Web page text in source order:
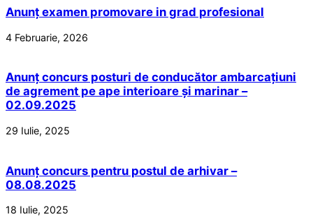
Anunț examen promovare in grad profesional
4 Februarie, 2026
Anunț concurs posturi de conducător ambarcațiuni
de agrement pe ape interioare și marinar –
02.09.2025
29 Iulie, 2025
Anunț concurs pentru postul de arhivar –
08.08.2025
18 Iulie, 2025